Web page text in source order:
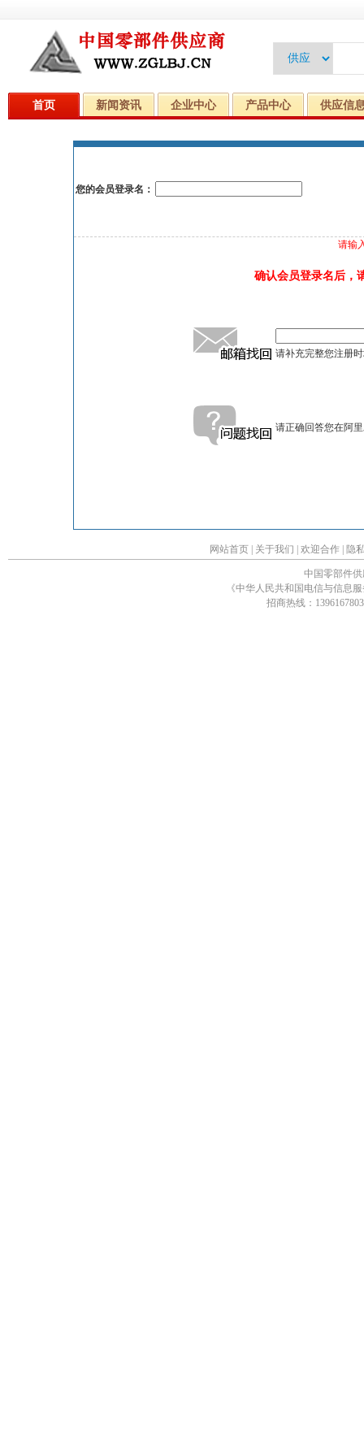
首页 新闻资讯 企业中心 产品中心 供应信
您的会员登录名：
请输
确认会员登录名后，
请补充完整您注册
请正确回答您在阿
网站首页 关于我们 欢迎合作 隐
中国零部件
《中华人民共和国电信与信息
招商热线：